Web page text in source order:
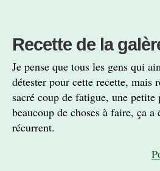
Recette de la
Je pense que tous les gens qui
détester pour cette recette, mais
sacré coup de fatigue, une petite
beaucoup de choses à faire, ça
récurrent.